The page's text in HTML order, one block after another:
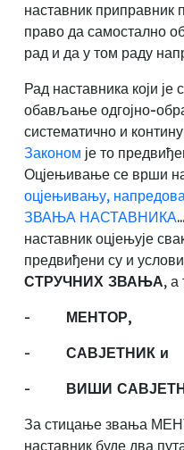
наставник приправник
право да самостално
рад и да у том раду
Рад наставника који
обављање одгојно-
систематично и
Законом је то
Оцјењивање се врши
оцјењивању,
ЗВАЊА НАСТАВНИКА
наставник оцјењује
предвиђени су и
СТРУЧНИХ ЗВАЊА, а
-
МЕНТОР,
-
САВЈЕТНИК и
-
ВИШИ
За стицање звања
наставник буде два